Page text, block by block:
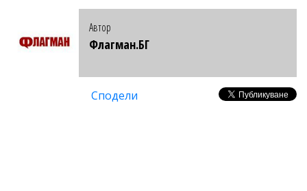
Автор
Флагман.БГ
Сподели